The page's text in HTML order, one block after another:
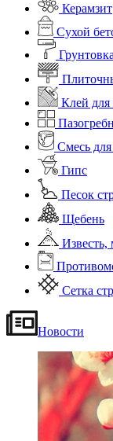
Керамзит
Сухой
Грунтовка
Клей для
Смесь
Гипс
Песок
Щебень
Известь,
Сетка
Новости